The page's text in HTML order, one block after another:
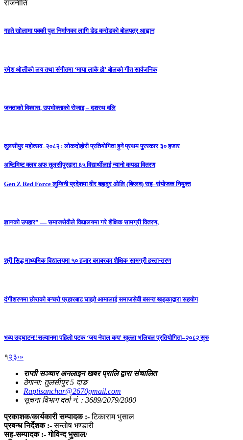
राजनीति
गहते खोलामा पक्की पुल निर्माणका लागि डेढ करोडको बोलपत्र आह्वान
रमेश ओलीको लय तथा संगीतमा ‘माया लाकै हो’ बोलको गीत सार्वजनिक
जनताको विश्वास, उपभोक्ताको रोजाइ – दशरथ वलि
तुलसीपुर महोत्सव–२०८२ : लोकदोहोरी प्रतियोगिता हुने प्रथम पुरस्कार ३० हजार
अष्टिमिष्ट क्लब अफ तुलसीपुरद्वारा ६५ विद्यार्थीलाई न्यानो कपडा वितरण
Gen Z Red Force लुम्बिनी प्रदेशमा वीर बहादुर ओलि (बिप्लव) सह–संयोजक नियुक्त
ज्ञानको उपहार” — समाजसेवीले विद्यालयमा गरे शैक्षिक सामग्री वितरण,
श्री सिद्ध माध्यमिक विद्यालयमा ५० हजार बराबरका शैक्षिक सामग्री हस्तान्तरण
दंगीशरणमा छोराको बन्चरो प्रहारबाट घाइते आमालाई समाजसेवी बसन्त खड्काद्वारा सहयोग
भव्य उद्घाटन!!सल्यानमा पहिलो पटक ‘जय नेपाल कप’ खुल्ला भलिबल प्रतियोगिता–२०८२ सुरु
१२३›»
राप्ती सञ्चार अनलाइन खबर प्रालि द्वारा संचालित
ठेगाना: तुलसीपुर 5 दाङ
Raptisanchar@2670gmail.com
सूचना विभाग दर्ता नं. : 3689/2079/2080
प्रकाशक/कार्यकारी सम्पादक :-टिकाराम भुसाल
प्रबन्ध निर्देशक :-सन्तोष भण्डारी
सह-सम्पादक :- गोविन्द भुसाल/